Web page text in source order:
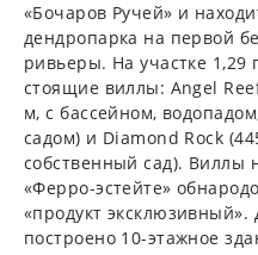
«Бочаров Ручей» и
дендропарка на первой
ривьеры. На участке 1,29
стоящие виллы: Angel
м, с бассейном,
садом) и Diamond Rock
собственный сад). Виллы
«Ферро-эстейте»
«продукт
построено 10-этажное